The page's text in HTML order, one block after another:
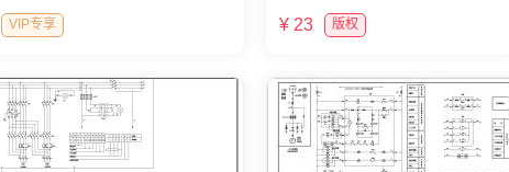
VIP专享 ¥ 23 版权